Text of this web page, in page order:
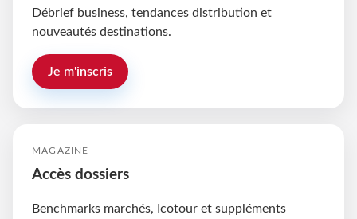
Débrief business, tendances distribution et
nouveautés destinations.
Je m'inscris
MAGAZINE
Accès dossiers
Benchmarks marchés, Icotour et suppléments